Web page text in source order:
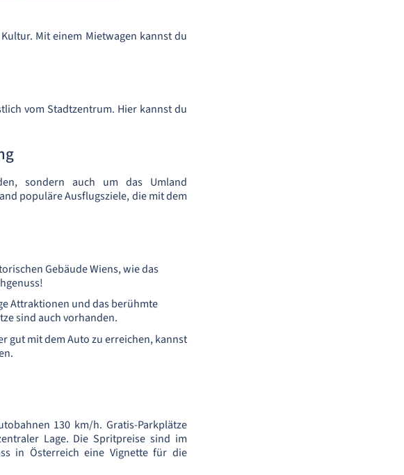
Mit einem Mietwagen kannst du
vom Stadtzentrum. Hier kannst du
sondern auch um das Umland
populäre Ausflugsziele, die mit dem
Gebäude Wiens, wie das
Attraktionen und das berühmte
sind auch vorhanden.
gut mit dem Auto zu erreichen, kannst
130 km/h. Gratis-Parkplätze
Lage. Die Spritpreise sind im
in Österreich eine Vignette für die